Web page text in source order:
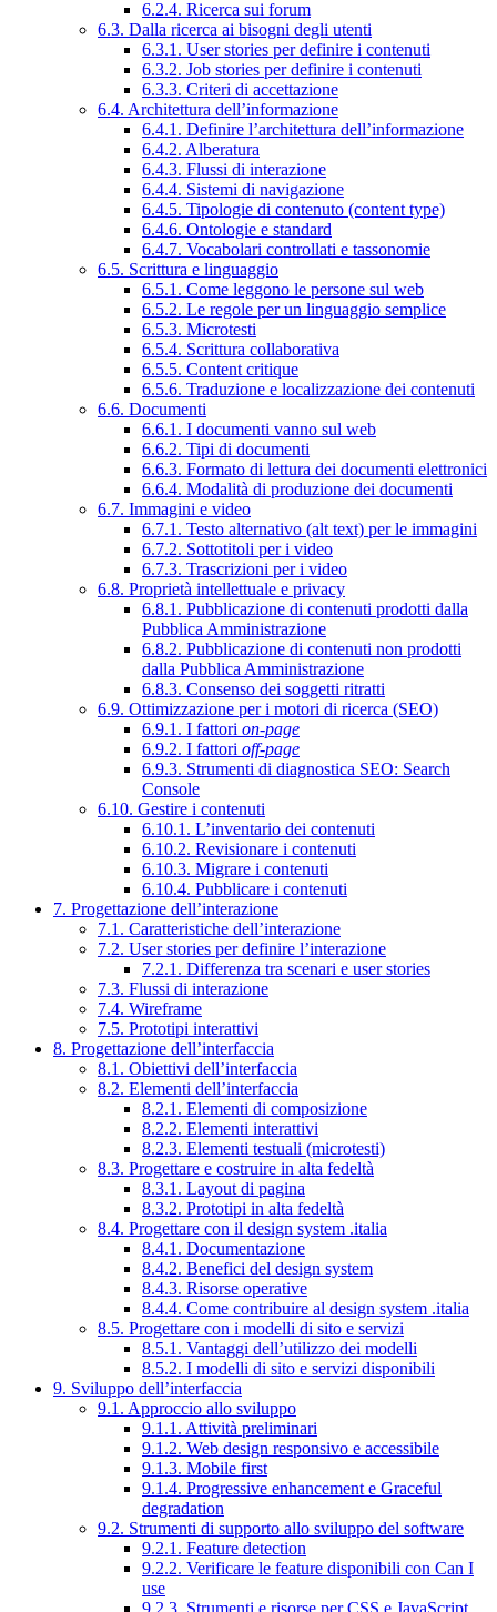
6.2.4. Ricerca sui forum
6.3. Dalla ricerca ai bisogni degli utenti
6.3.1. User stories per definire i contenuti
6.3.2. Job stories per definire i contenuti
6.3.3. Criteri di accettazione
6.4. Architettura dell’informazione
6.4.1. Definire l’architettura dell’informazione
6.4.2. Alberatura
6.4.3. Flussi di interazione
6.4.4. Sistemi di navigazione
6.4.5. Tipologie di contenuto (content type)
6.4.6. Ontologie e standard
6.4.7. Vocabolari controllati e tassonomie
6.5. Scrittura e linguaggio
6.5.1. Come leggono le persone sul web
6.5.2. Le regole per un linguaggio semplice
6.5.3. Microtesti
6.5.4. Scrittura collaborativa
6.5.5. Content critique
6.5.6. Traduzione e localizzazione dei contenuti
6.6. Documenti
6.6.1. I documenti vanno sul web
6.6.2. Tipi di documenti
6.6.3. Formato di lettura dei documenti elettronici
6.6.4. Modalità di produzione dei documenti
6.7. Immagini e video
6.7.1. Testo alternativo (alt text) per le immagini
6.7.2. Sottotitoli per i video
6.7.3. Trascrizioni per i video
6.8. Proprietà intellettuale e privacy
6.8.1. Pubblicazione di contenuti prodotti dalla
Pubblica Amministrazione
6.8.2. Pubblicazione di contenuti non prodotti
dalla Pubblica Amministrazione
6.8.3. Consenso dei soggetti ritratti
6.9. Ottimizzazione per i motori di ricerca (SEO)
6.9.1. I fattori on-page
6.9.2. I fattori off-page
6.9.3. Strumenti di diagnostica SEO: Search
Console
6.10. Gestire i contenuti
6.10.1. L’inventario dei contenuti
6.10.2. Revisionare i contenuti
6.10.3. Migrare i contenuti
6.10.4. Pubblicare i contenuti
7. Progettazione dell’interazione
7.1. Caratteristiche dell’interazione
7.2. User stories per definire l’interazione
7.2.1. Differenza tra scenari e user stories
7.3. Flussi di interazione
7.4. Wireframe
7.5. Prototipi interattivi
8. Progettazione dell’interfaccia
8.1. Obiettivi dell’interfaccia
8.2. Elementi dell’interfaccia
8.2.1. Elementi di composizione
8.2.2. Elementi interattivi
8.2.3. Elementi testuali (microtesti)
8.3. Progettare e costruire in alta fedeltà
8.3.1. Layout di pagina
8.3.2. Prototipi in alta fedeltà
8.4. Progettare con il design system .italia
8.4.1. Documentazione
8.4.2. Benefici del design system
8.4.3. Risorse operative
8.4.4. Come contribuire al design system .italia
8.5. Progettare con i modelli di sito e servizi
8.5.1. Vantaggi dell’utilizzo dei modelli
8.5.2. I modelli di sito e servizi disponibili
9. Sviluppo dell’interfaccia
9.1. Approccio allo sviluppo
9.1.1. Attività preliminari
9.1.2. Web design responsivo e accessibile
9.1.3. Mobile first
9.1.4. Progressive enhancement e Graceful
degradation
9.2. Strumenti di supporto allo sviluppo del software
9.2.1. Feature detection
9.2.2. Verificare le feature disponibili con Can I
use
9.2.3. Strumenti e risorse per CSS e JavaScript